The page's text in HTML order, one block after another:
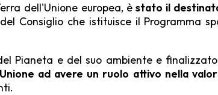
dell'Unione europea, è stato il
Consiglio che istituisce il Programma
Pianeta e del suo ambiente e
ad avere un ruolo attivo nella